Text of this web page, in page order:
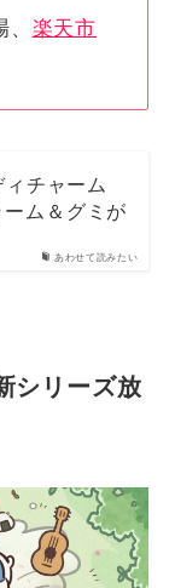
楽天市
あわせて読みたい
チャーム
ム＆グミが
シリーズ放